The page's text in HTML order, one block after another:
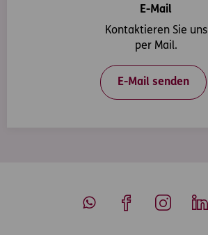
E-Mail
Kontaktieren Sie uns
per Mail.
E-Mail senden